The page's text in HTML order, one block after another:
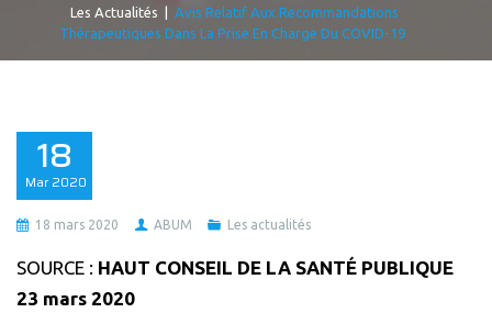
Les Actualités
Avis Relatif Aux Recommandations
Thérapeutiques Dans La Prise En Charge Du COVID-19
18
Mar 2020
18 mars 2020 ABUM Les actualités
SOURCE : HAUT CONSEIL DE LA SANTÉ PUBLIQUE
23 mars 2020